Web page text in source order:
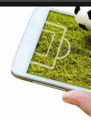
подряд